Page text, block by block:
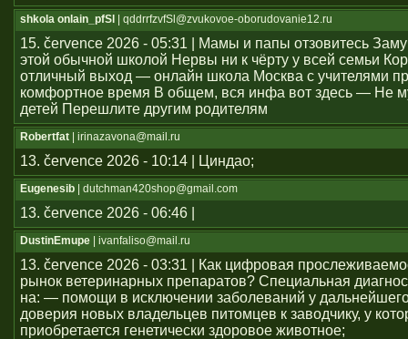
shkola onlain_pfSl | qddrrfzvfSl@zvukovoe-oborudovanie12.ru
15. července 2026 - 05:31 | Мамы и папы отзовитесь
этой обычной школой Нервы ни к чёрту у всей семьи
отличный выход — онлайн школа Москва с учителями
комфортное время В общем, вся инфа вот здесь — Не
детей Перешлите другим родителям
Robertfat | irinazavona@mail.ru
13. července 2026 - 10:14 | Циндао;
Eugenesib | dutchman420shop@gmail.com
13. července 2026 - 06:46 |
DustinEmupe | ivanfaliso@mail.ru
13. července 2026 - 03:31 | Как цифровая
рынок ветеринарных препаратов? Специальная
на: — помощи в исключении заболеваний у
доверия новых владельцев питомцев к заводчику, у
приобретается генетически здоровое животное;